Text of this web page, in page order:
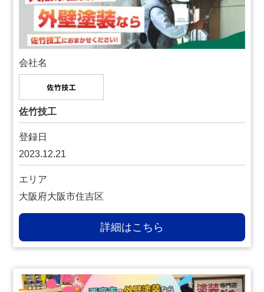
会社名
佐竹技工
登録日
2023.12.21
エリア
大阪府大阪市住吉区
詳細はこちら